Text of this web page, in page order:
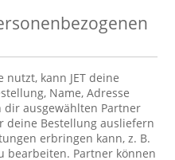
kann JET deine
Name, Adresse
dir ausgewählten Partner
deine Bestellung ausliefern
erbringen kann, z. B.
bearbeiten. Partner können